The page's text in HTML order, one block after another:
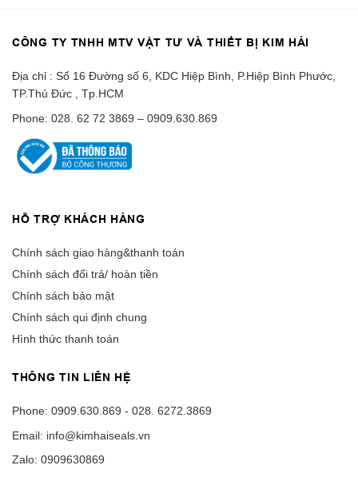
CÔNG TY TNHH MTV VẬT TƯ VÀ THIẾT BỊ KIM HẢI
Địa chỉ : Số 16 Đường số 6, KDC Hiệp Bình, P.Hiệp Bình Phước,
TP.Thủ Đức , Tp.HCM
Phone: 028. 62 72 3869 – 0909.630.869
HỖ TRỢ KHÁCH HÀNG
Chính sách giao hàng&thanh toán
Chính sách đổi trả/ hoàn tiền
Chính sách bảo mật
Chính sách qui định chung
Hình thức thanh toán
THÔNG TIN LIÊN HỆ
Phone: 0909.630.869 - 028. 6272.3869
Email: info@kimhaiseals.vn
Zalo: 0909630869